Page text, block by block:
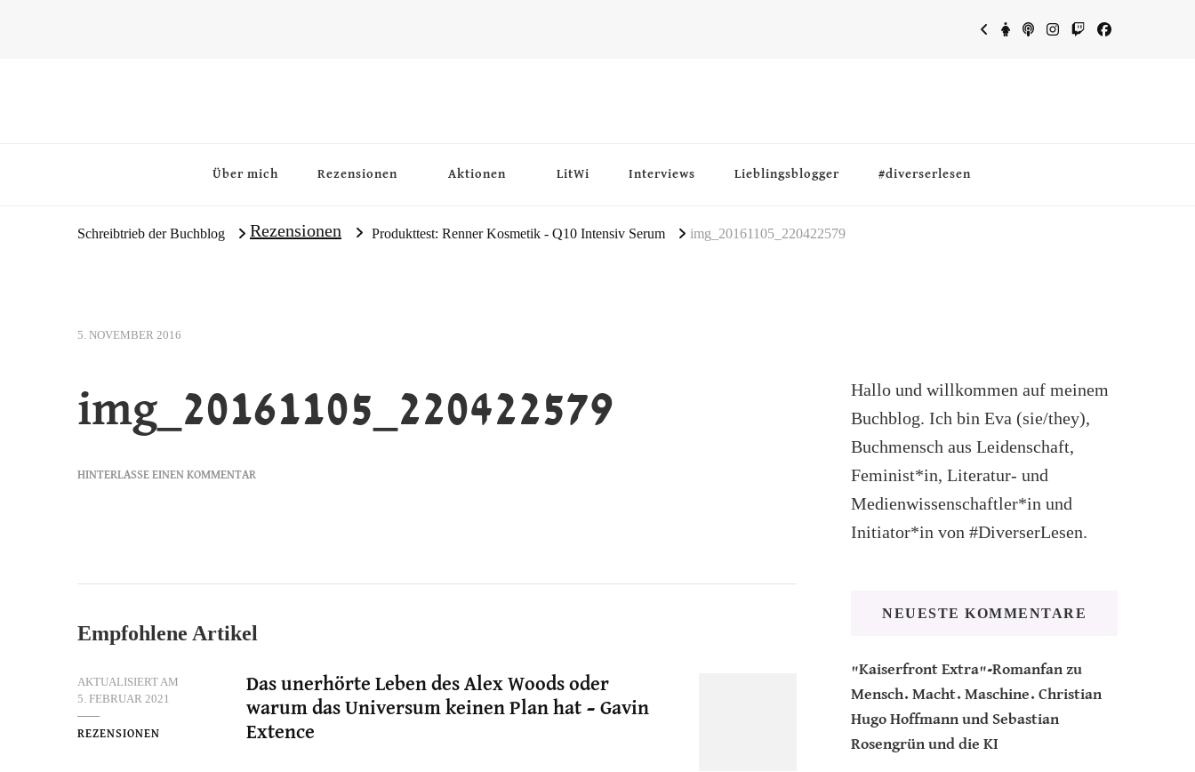
Über mich Rezensionen Aktionen LitWi Interviews Lieblingsblogger #diverserlesen
Schreibtrieb der Buchblog Rezensionen Produkttest: Renner Kosmetik - Q10 Intensiv Serum img_20161105_220422579
5. NOVEMBER 2016
img_20161105_220422579
HINTERLASSE EINEN KOMMENTAR
Empfohlene Artikel
AKTUALISIERT AM
5. FEBRUAR 2021
REZENSIONEN
Das unerhörte Leben des Alex Woods oder
warum das Universum keinen Plan hat – Gavin
Extence
Hallo und willkommen auf meinem
Buchblog. Ich bin Eva (sie/they),
Buchmensch aus Leidenschaft,
Feminist*in, Literatur- und
Medienwissenschaftler*in und
Initiator*in von #DiverserLesen.
NEUESTE KOMMENTARE
"Kaiserfront Extra"-Romanfan zu
Mensch. Macht. Maschine. Christian
Hugo Hoffmann und Sebastian
Rosengrün und die KI